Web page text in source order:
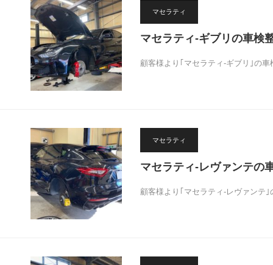
マセラティ
マセラティ-ギブリの車検
顧客様より｢マセラティ-ギブリ｣の
マセラティ
マセラティ-レヴァンテの
顧客様より｢マセラティ-レヴァンテ